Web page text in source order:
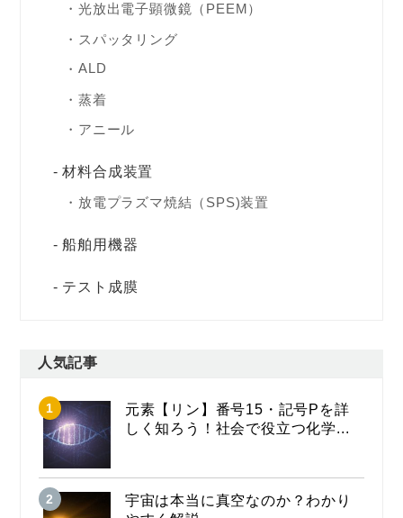
光放出電子顕微鏡（PEEM）
スパッタリング
ALD
蒸着
アニール
材料合成装置
放電プラズマ焼結（SPS)装置
船舶用機器
テスト成膜
人気記事
元素【リン】番号15・記号Pを詳
しく知ろう！社会で役立つ化学...
宇宙は本当に真空なのか？わかり